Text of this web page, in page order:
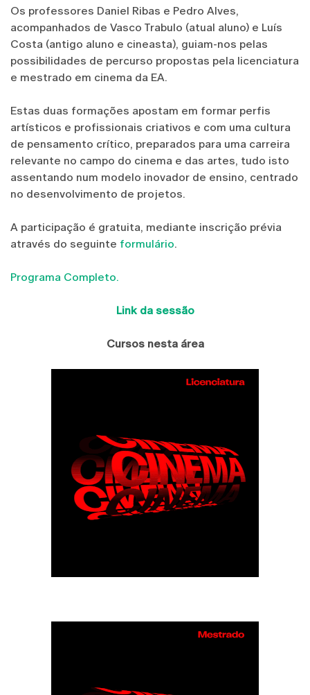
Os professores Daniel Ribas e Pedro Alves,
acompanhados de Vasco Trabulo (atual aluno) e Luís
Costa (antigo aluno e cineasta), guiam-nos pelas
possibilidades de percurso propostas pela licenciatura
e mestrado em cinema da EA.
Estas duas formações apostam em formar perfis
artísticos e profissionais criativos e com uma cultura
de pensamento crítico, preparados para uma carreira
relevante no campo do cinema e das artes, tudo isto
assentando num modelo inovador de ensino, centrado
no desenvolvimento de projetos.
A participação é gratuita, mediante inscrição prévia
através do seguinte formulário.
Programa Completo.
Link da sessão
Cursos nesta área